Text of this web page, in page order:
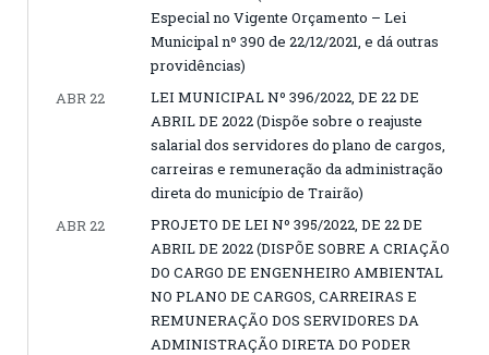
Especial no Vigente Orçamento – Lei
Municipal nº 390 de 22/12/2021, e dá outras
providências)
ABR 22
LEI MUNICIPAL Nº 396/2022, DE 22 DE
ABRIL DE 2022 (Dispõe sobre o reajuste
salarial dos servidores do plano de cargos,
carreiras e remuneração da administração
direta do município de Trairão)
ABR 22
PROJETO DE LEI Nº 395/2022, DE 22 DE
ABRIL DE 2022 (DISPÕE SOBRE A CRIAÇÃO
DO CARGO DE ENGENHEIRO AMBIENTAL
NO PLANO DE CARGOS, CARREIRAS E
REMUNERAÇÃO DOS SERVIDORES DA
ADMINISTRAÇÃO DIRETA DO PODER